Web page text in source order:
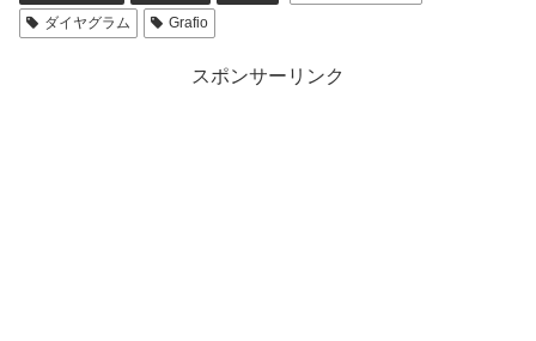
ダイヤグラム
Grafio
スポンサーリンク